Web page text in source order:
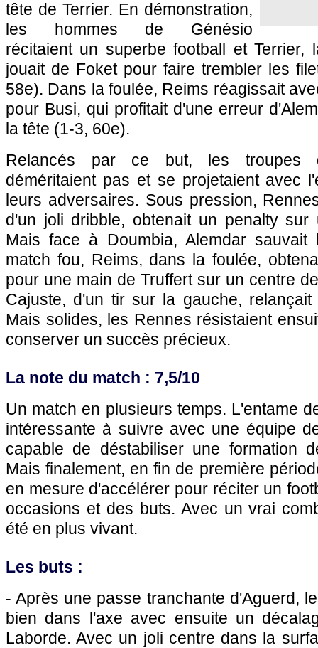
tête de Terrier. En démonstration,
les hommes de Génésio
récitaient un superbe football et Terrier,
jouait de Foket pour faire trembler les
58e). Dans la foulée, Reims réagissait
pour Busi, qui profitait d'une erreur
la tête (1-3, 60e).
Relancés par ce but, les troupes
déméritaient pas et se projetaient avec
leurs adversaires. Sous pression,
d'un joli dribble, obtenait un penalty sur
Mais face à Doumbia, Alemdar
match fou, Reims, dans la foulée,
pour une main de Truffert sur un centre
Cajuste, d'un tir sur la gauche,
Mais solides, les Rennes résistaient
conserver un succès précieux.
La note du match : 7,5/10
Un match en plusieurs temps. L'entame
intéressante à suivre avec une équipe
capable de déstabiliser une formation
Mais finalement, en fin de première
en mesure d'accélérer pour réciter un
occasions et des buts. Avec un vrai
été en plus vivant.
Les buts :
- Après une passe tranchante d'Aguerd,
bien dans l'axe avec ensuite un
Laborde. Avec un joli centre dans la